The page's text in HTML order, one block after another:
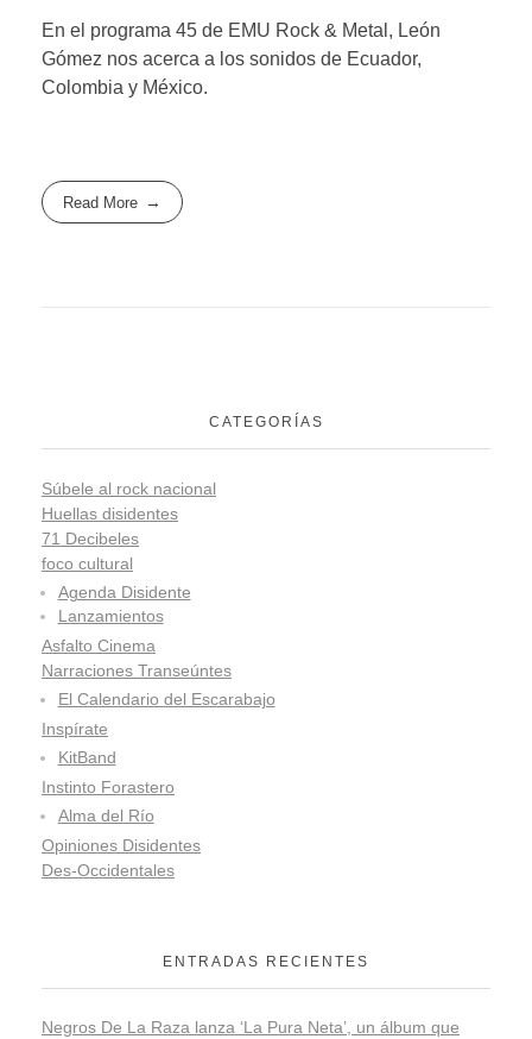
En el programa 45 de EMU Rock & Metal, León
Gómez nos acerca a los sonidos de Ecuador,
Colombia y México.
Read More
CATEGORÍAS
Súbele al rock nacional
Huellas disidentes
71 Decibeles
foco cultural
Agenda Disidente
Lanzamientos
Asfalto Cinema
Narraciones Transeúntes
El Calendario del Escarabajo
Inspírate
KitBand
Instinto Forastero
Alma del Río
Opiniones Disidentes
Des-Occidentales
ENTRADAS RECIENTES
Negros De La Raza lanza ‘La Pura Neta’, un álbum que